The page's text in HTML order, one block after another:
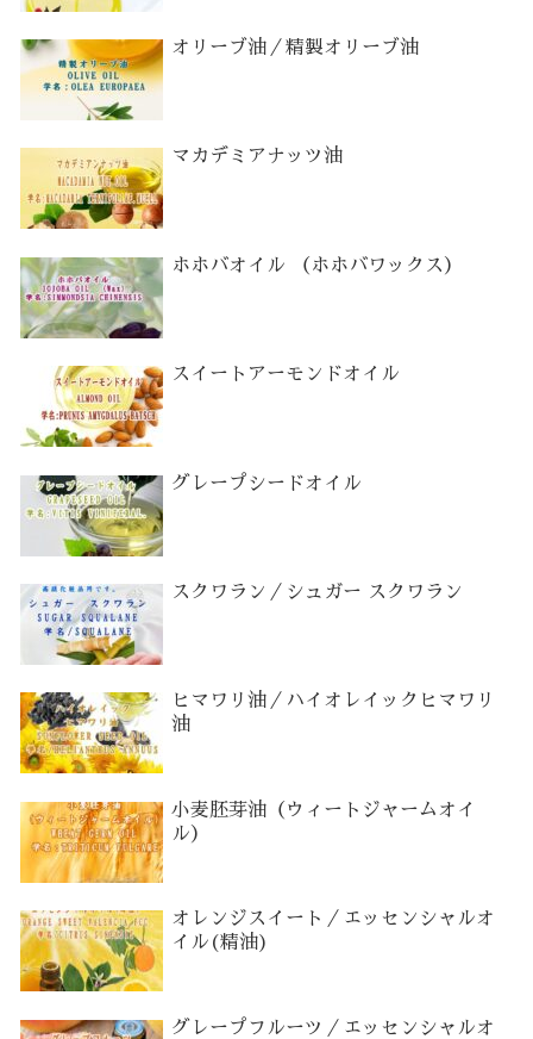
オリーブ油／精製オリーブ油
マカデミアナッツ油
ホホバオイル （ホホバワックス）
スイートアーモンドオイル
グレープシードオイル
スクワラン／シュガー スクワラン
ヒマワリ油／ハイオレイックヒマワリ
油
小麦胚芽油（ウィートジャームオイ
ル）
オレンジスイート／エッセンシャルオ
イル(精油)
グレープフルーツ／エッセンシャルオ